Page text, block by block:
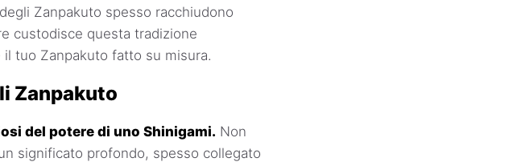
Zanpakuto spesso racchiudono
custodisce questa tradizione
tuo Zanpakuto fatto su misura.
Zanpakuto
del potere di uno Shinigami. Non
significato profondo, spesso collegato